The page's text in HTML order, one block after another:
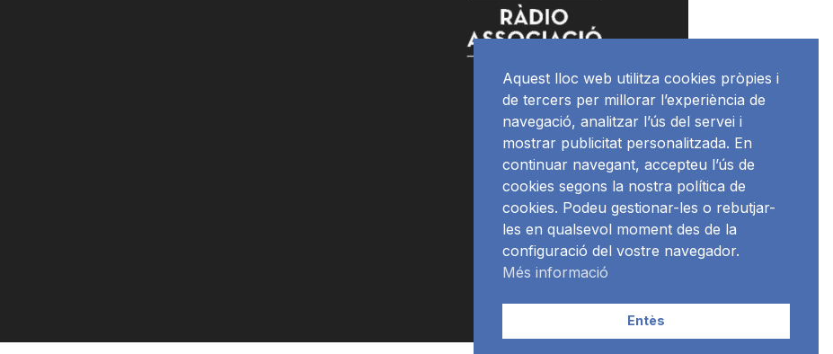
Aquest lloc web utilitza cookies pròpies i
de tercers per millorar l’experiència de
navegació, analitzar l’ús del servei i
mostrar publicitat personalitzada. En
continuar navegant, accepteu l’ús de
cookies segons la nostra política de
cookies. Podeu gestionar-les o rebutjar-
les en qualsevol moment des de la
configuració del vostre navegador.
Més informació
Entès